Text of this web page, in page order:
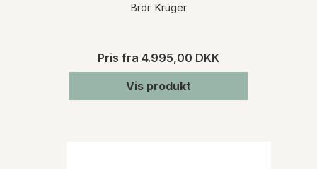
Brdr. Krüger
Pris fra 4.995,00 DKK
Vis produkt